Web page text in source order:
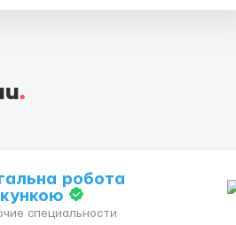
.
робота
специальности